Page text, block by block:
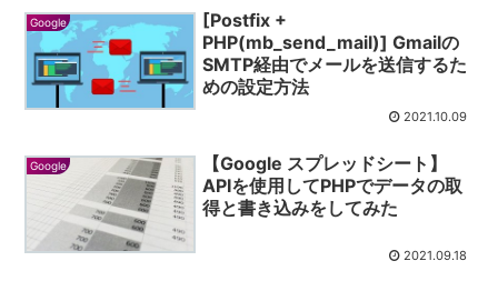
Google
[Postfix +
PHP(mb_send_mail)] Gmailの
SMTP経由でメールを送信するた
めの設定方法
2021.10.09
Google
【Google スプレッドシート】
APIを使用してPHPでデータの取
得と書き込みをしてみた
2021.09.18